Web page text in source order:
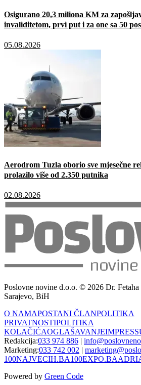
Osigurano 20,3 miliona KM za
invaliditetom, prvi put i za one sa 50
05.08.2026
Aerodrom Tuzla oborio sve mjesečne
prolazilo više od 2.350 putnika
02.08.2026
Poslovne novine d.o.o. © 2026 Dr.
Sarajevo, BiH
O NAMAPOSTANI ČLANPOLITIKA
PRIVATNOSTIPOLITIKA
KOLAČIĆAOGLAŠAVANJE
Redakcija:033 974 886 |
Marketing:033 742 002 |
100NAJVECIH.BA100EXPO.BA
Powered by Green Code